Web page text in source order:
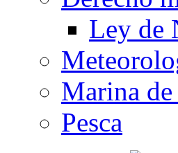
Ley de
Marina
Pesca